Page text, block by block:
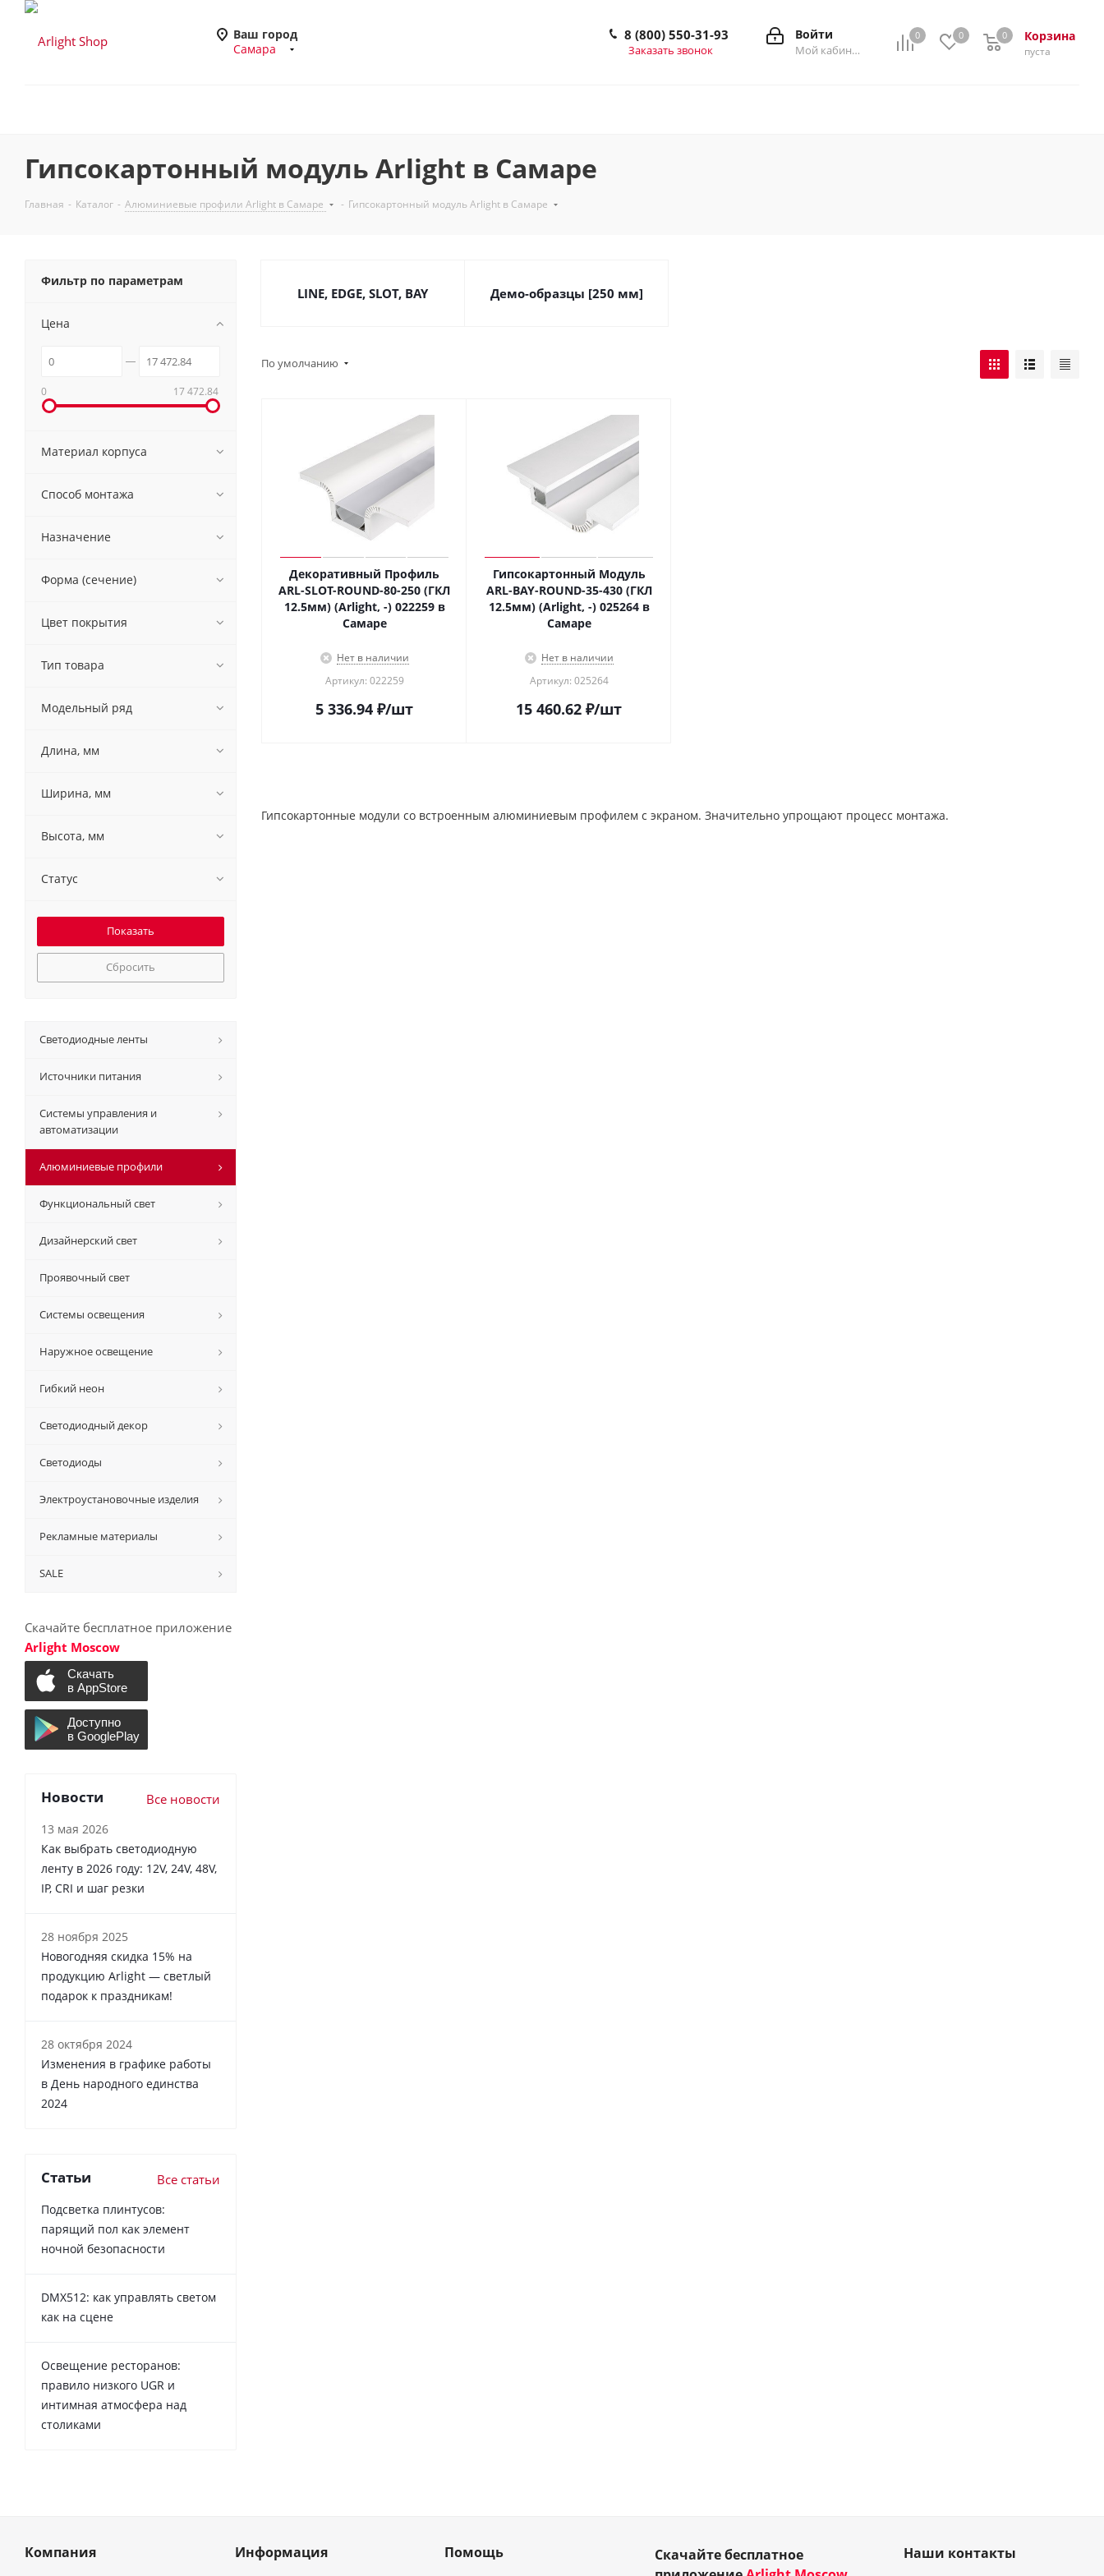
Ваш город
Самара
0 0 Корзина
0
пуста
0
Войти
Мой кабинет
8 (800) 550-31-93
Заказать звонок
Гипсокартонный модуль Arlight в Самаре
Главная - Каталог - Алюминиевые профили Arlight в Самаре - Гипсокартонный модуль Arlight в Самаре
LINE, EDGE, SLOT, BAY Демо-образцы [250 мм]
По умолчанию
Декоративный Профиль
ARL-SLOT-ROUND-80-250 (ГКЛ
12.5мм) (Arlight, -) 022259 в
Самаре
Нет в наличии
Артикул: 022259
5 336.94 ₽/шт
Гипсокартонный Модуль
ARL-BAY-ROUND-35-430 (ГКЛ
12.5мм) (Arlight, -) 025264 в
Самаре
Нет в наличии
Артикул: 025264
15 460.62 ₽/шт
Гипсокартонные модули со встроенным алюминиевым профилем с экраном. Значительно упрощают процесс монтажа.
Фильтр по параметрам
Цена
0 17 472.84
Материал корпуса
Способ монтажа
Назначение
Форма (сечение)
Цвет покрытия
Тип товара
Модельный ряд
Длина, мм
Ширина, мм
Высота, мм
Статус
Сбросить
Светодиодные ленты
Источники питания
Системы управления и
автоматизации
Алюминиевые профили
Функциональный свет
Дизайнерский свет
Проявочный свет
Системы освещения
Наружное освещение
Гибкий неон
Светодиодный декор
Светодиоды
Электроустановочные изделия
Рекламные материалы
SALE
Скачайте бесплатное приложение
Arlight Moscow
Новости Все новости
13 мая 2026
Как выбрать светодиодную
ленту в 2026 году: 12V, 24V, 48V,
IP, CRI и шаг резки
28 ноября 2025
Новогодняя скидка 15% на
продукцию Arlight — светлый
подарок к праздникам!
28 октября 2024
Изменения в графике работы
в День народного единства
2024
Статьи Все статьи
Подсветка плинтусов:
парящий пол как элемент
ночной безопасности
DMX512: как управлять светом
как на сцене
Освещение ресторанов:
правило низкого UGR и
интимная атмосфера над
столиками
Компания Информация Помощь
Скачайте бесплатное
Наши контакты